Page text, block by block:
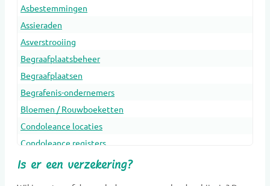
Asbestemmingen
Assieraden
Asverstrooiing
Begraafplaatsbeheer
Begraafplaatsen
Begrafenis-ondernemers
Bloemen / Rouwboeketten
Condoleance locaties
Condoleance registers
Crematoria
Is er een verzekering?